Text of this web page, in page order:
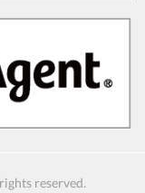
reserved.